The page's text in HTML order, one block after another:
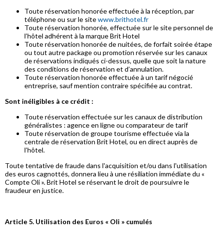
Toute réservation honorée effectuée à la réception, par
téléphone ou sur le sitewww.brithotel.fr
Toute réservation honorée, effectuée sur le site personnel de
l’hôtel adhérent à la marque Brit Hotel
Toute réservation honorée de nuitées, de forfait soirée étape
ou tout autre package ou promotion réservée sur les canaux
de réservations indiqués ci-dessus, quelle que soit la nature
des conditions de réservation et d’annulation.
Toute réservation honorée effectuée à un tarif négocié
entreprise, sauf mention contraire spécifiée au contrat.
Sont inéligibles à ce crédit :
Toute réservation effectuée sur les canaux de distribution
généralistes : agence en ligne ou comparateur de tarif
Toute réservation de groupe tourisme effectuée via la
centrale de réservation Brit Hotel, ou en direct auprès de
l’hôtel.
Toute tentative de fraude dans l'acquisition et/ou dans l'utilisation
des euros cagnottés, donnera lieu à une résiliation immédiate du «
Compte Oli ». Brit Hotel se réservant le droit de poursuivre le
fraudeur en justice.
Article 5. Utilisation des Euros « Oli » cumulés